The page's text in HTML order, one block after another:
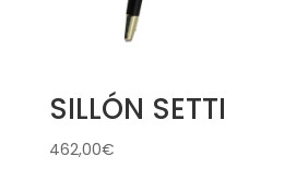
SILLÓN SETTI
462,00€